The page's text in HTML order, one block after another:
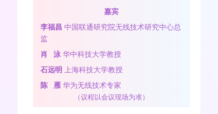
嘉宾
李福昌 中国联通研究院无线技术研究中心总
监
肖 泳 华中科技大学教授
石远明 上海科技大学教授
陈 雁 华为无线技术专家
（议程以会议现场为准）